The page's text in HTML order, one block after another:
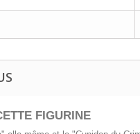
FIGURINE